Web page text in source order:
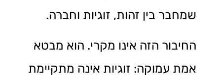
שמחבר בין זהות, זוגיות וחברה.
החיבור הזה אינו מקרי. הוא מבטא
אמת עמוקה: זוגיות אינה מתקיימת